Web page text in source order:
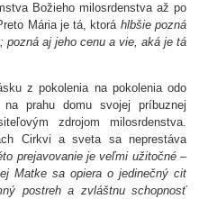
Božieho milosrdenstva až po
Mária je tá, ktorá hlbšie pozná
pozná aj jeho cenu a vie, aká je tá
z pokolenia na pokolenia odo
na prahu domu svojej príbuznej
zdrojom milosrdenstva.
Cirkvi a sveta sa neprestáva
prejavovanie je veľmi užitočné–
Matke sa opiera o jedinečný cit
postreh a zvláštnu schopnosť